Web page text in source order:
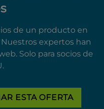
de un producto en
expertos han
Solo para socios de
ESTA OFERTA